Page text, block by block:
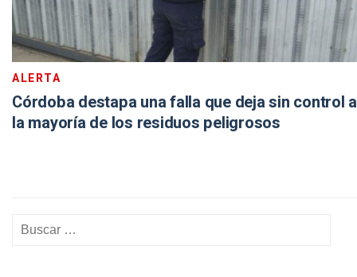
ALERTA
Córdoba destapa una falla que deja sin control a
la mayoría de los residuos peligrosos